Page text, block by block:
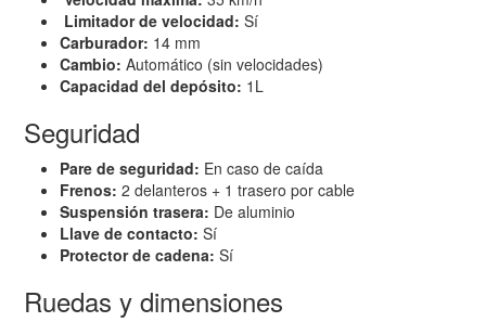
Limitador de velocidad: Sí
Carburador: 14 mm
Cambio: Automático (sin velocidades)
Capacidad del depósito: 1L
Seguridad
Pare de seguridad: En caso de caída
Frenos: 2 delanteros + 1 trasero por cable
Suspensión trasera: De aluminio
Llave de contacto: Sí
Protector de cadena: Sí
Ruedas y dimensiones